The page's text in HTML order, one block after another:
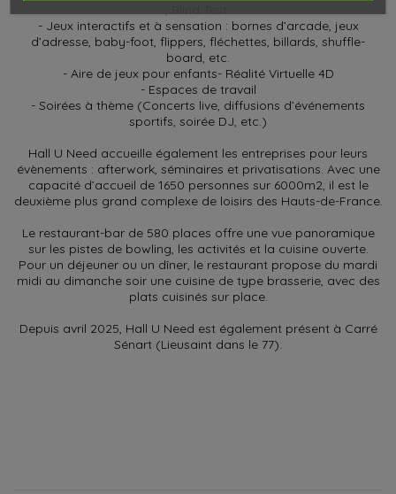
- Jeux interactifs et à sensation : bornes d’arcade, jeux
d’adresse, baby-foot, flippers, fléchettes, billards, shuffle-
board, etc.
- Aire de jeux pour enfants- Réalité Virtuelle 4D
- Espaces de travail
- Soirées à thème (Concerts live, diffusions d’événements
sportifs, soirée DJ, etc.)
Hall U Need accueille également les entreprises pour leurs
évènements : afterwork, séminaires et privatisations. Avec une
capacité d’accueil de 1650 personnes sur 6000m2, il est le
deuxième plus grand complexe de loisirs des Hauts-de-France.
Le restaurant-bar de 580 places offre une vue panoramique
sur les pistes de bowling, les activités et la cuisine ouverte.
Pour un déjeuner ou un dîner, le restaurant propose du mardi
midi au dimanche soir une cuisine de type brasserie, avec des
plats cuisinés sur place.
Depuis avril 2025, Hall U Need est également présent à Carré
Sénart (Lieusaint dans le 77).